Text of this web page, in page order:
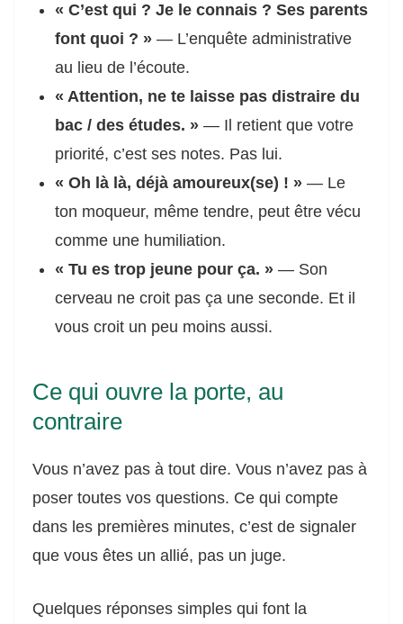
« C’est qui ? Je le connais ? Ses parents
font quoi ? » — L’enquête administrative
au lieu de l’écoute.
« Attention, ne te laisse pas distraire du
bac / des études. » — Il retient que votre
priorité, c’est ses notes. Pas lui.
« Oh là là, déjà amoureux(se) ! » — Le
ton moqueur, même tendre, peut être vécu
comme une humiliation.
« Tu es trop jeune pour ça. » — Son
cerveau ne croit pas ça une seconde. Et il
vous croit un peu moins aussi.
Ce qui ouvre la porte, au
contraire
Vous n’avez pas à tout dire. Vous n’avez pas à
poser toutes vos questions. Ce qui compte
dans les premières minutes, c’est de signaler
que vous êtes un allié, pas un juge.
Quelques réponses simples qui font la